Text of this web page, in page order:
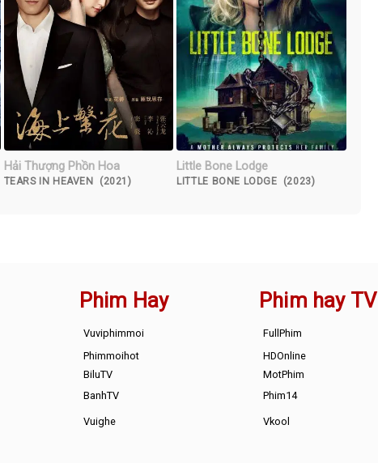
Hải Thượng Phồn Hoa
TEARS IN HEAVEN (2021)
Little Bone Lodge
LITTLE BONE LODGE (2023)
Phim Hay
Vuviphimmoi
Phimmoihot
BiluTV
BanhTV
Vuighe
Phim hay TV
FullPhim
HDOnline
MotPhim
Phim14
Vkool